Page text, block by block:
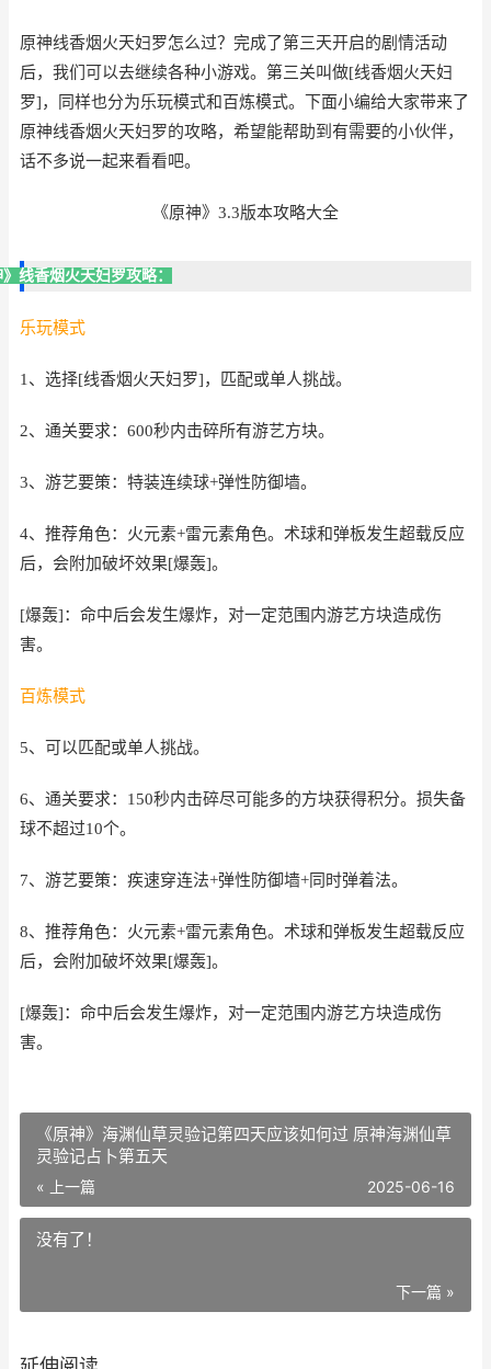
原神线香烟火天妇罗怎么过？完成了第三天开启的剧情活动
后，我们可以去继续各种小游戏。第三关叫做[线香烟火天妇
罗]，同样也分为乐玩模式和百炼模式。下面小编给大家带来了
原神线香烟火天妇罗的攻略，希望能帮助到有需要的小伙伴，
话不多说一起来看看吧。
《原神》3.3版本攻略大全
线香烟火天妇罗攻略：
乐玩模式
1、选择[线香烟火天妇罗]，匹配或单人挑战。
2、通关要求：600秒内击碎所有游艺方块。
3、游艺要策：特装连续球+弹性防御墙。
4、推荐角色：火元素+雷元素角色。术球和弹板发生超载反应
后，会附加破坏效果[爆轰]。
[爆轰]：命中后会发生爆炸，对一定范围内游艺方块造成伤
害。
百炼模式
5、可以匹配或单人挑战。
6、通关要求：150秒内击碎尽可能多的方块获得积分。损失备
球不超过10个。
7、游艺要策：疾速穿连法+弹性防御墙+同时弹着法。
8、推荐角色：火元素+雷元素角色。术球和弹板发生超载反应
后，会附加破坏效果[爆轰]。
[爆轰]：命中后会发生爆炸，对一定范围内游艺方块造成伤
害。
《原神》海渊仙草灵验记第四天应该如何过 原神海渊仙草
灵验记占卜第五天
« 上一篇 2025-06-16
没有了！
下一篇 »